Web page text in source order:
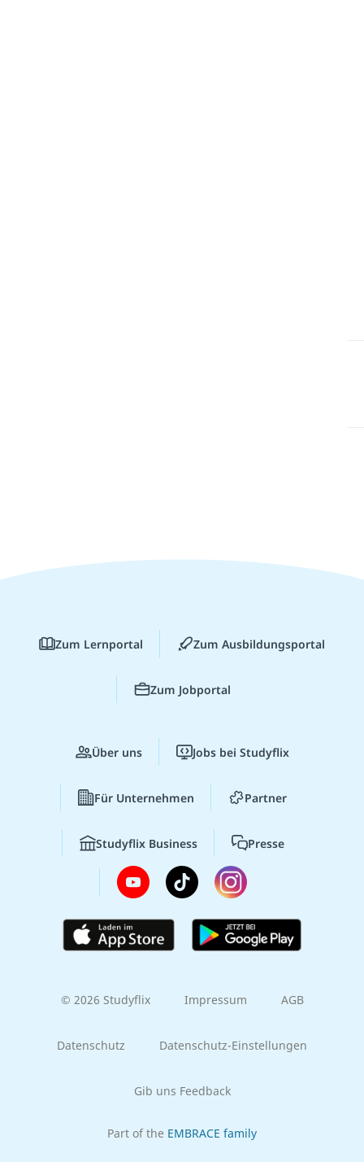
Zum Lernportal Zum Ausbildungsportal
Zum Jobportal
Über uns Jobs bei Studyflix
Für Unternehmen Partner
Studyflix Business Presse
© 2026 Studyflix Impressum AGB
Datenschutz Datenschutz-Einstellungen
Gib uns Feedback
Part of the EMBRACE family